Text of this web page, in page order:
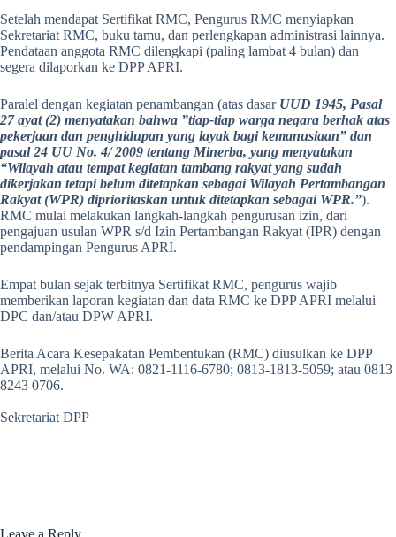
Setelah mendapat Sertifikat RMC, Pengurus RMC menyiapkan
Sekretariat RMC, buku tamu, dan perlengkapan administrasi lainnya.
Pendataan anggota RMC dilengkapi (paling lambat 4 bulan) dan
segera dilaporkan ke DPP APRI.
Paralel dengan kegiatan penambangan (atas dasar UUD 1945, Pasal
27 ayat (2) menyatakan bahwa ”tiap-tiap warga negara berhak atas
pekerjaan dan penghidupan yang layak bagi kemanusiaan” dan
pasal 24 UU No. 4/ 2009 tentang Minerba, yang menyatakan
“Wilayah atau tempat kegiatan tambang rakyat yang sudah
dikerjakan tetapi belum ditetapkan sebagai Wilayah Pertambangan
Rakyat (WPR) diprioritaskan untuk ditetapkan sebagai WPR.”).
RMC mulai melakukan langkah-langkah pengurusan izin, dari
pengajuan usulan WPR s/d Izin Pertambangan Rakyat (IPR) dengan
pendampingan Pengurus APRI.
Empat bulan sejak terbitnya Sertifikat RMC, pengurus wajib
memberikan laporan kegiatan dan data RMC ke DPP APRI melalui
DPC dan/atau DPW APRI.
Berita Acara Kesepakatan Pembentukan (RMC) diusulkan ke DPP
APRI, melalui No. WA: 0821-1116-6780; 0813-1813-5059; atau 0813
8243 0706.
Sekretariat DPP
Leave a Reply